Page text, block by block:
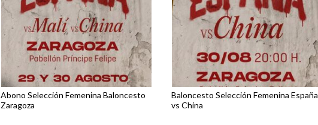
Abono Selección Femenina Baloncesto
Zaragoza
Baloncesto Selección Femenina España
vs China